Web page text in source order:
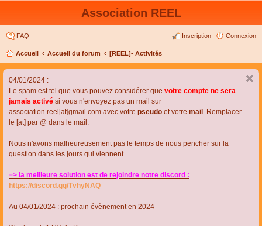
Association REEL
FAQ Connexion
Inscription
Accueil Accueil du forum [REEL]- Activités
04/01/2024 :
Le spam est tel que vous pouvez considérer que votre compte ne sera
jamais activé si vous n'envoyez pas un mail sur
association.reel[at]gmail.com avec votre pseudo et votre mail . Remplacer
le [at] par @ dans le mail.
Nous n'avons malheureusement pas le temps de nous pencher sur la
question dans les jours qui viennent.
=> la meilleure solution est de rejoindre notre discord :
https://discord.gg/TvhyNAQ
Au 04/01/2024 : prochain évènement en 2024